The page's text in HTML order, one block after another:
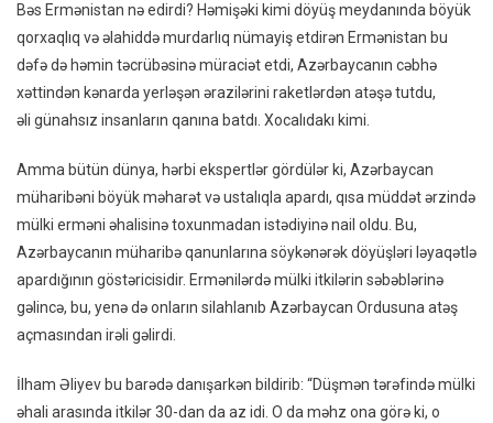
Bəs Ermənistan nə edirdi? Həmişəki kimi döyüş meydanında böyük
qorxaqlıq və əlahiddə murdarlıq nümayiş etdirən Ermənistan bu
dəfə də həmin təcrübəsinə müraciət etdi, Azərbaycanın cəbhə
xəttindən kənarda yerləşən ərazilərini raketlərdən atəşə tutdu,
əli günahsız insanların qanına batdı. Xocalıdakı kimi.
Amma bütün dünya, hərbi ekspertlər gördülər ki, Azərbaycan
müharibəni böyük məharət və ustalıqla apardı, qısa müddət ərzində
mülki erməni əhalisinə toxunmadan istədiyinə nail oldu. Bu,
Azərbaycanın müharibə qanunlarına söykənərək döyüşləri ləyaqətlə
apardığının göstəricisidir. Ermənilərdə mülki itkilərin səbəblərinə
gəlincə, bu, yenə də onların silahlanıb Azərbaycan Ordusuna atəş
açmasından irəli gəlirdi.
İlham Əliyev bu barədə danışarkən bildirib: “Düşmən tərəfində mülki
əhali arasında itkilər 30-dan da az idi. O da məhz ona görə ki, o